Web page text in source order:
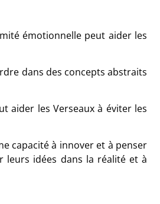
émotionnelle peut aider les
dans des concepts abstraits
aider les Verseaux à éviter les
capacité à innover et à penser
leurs idées dans la réalité et à